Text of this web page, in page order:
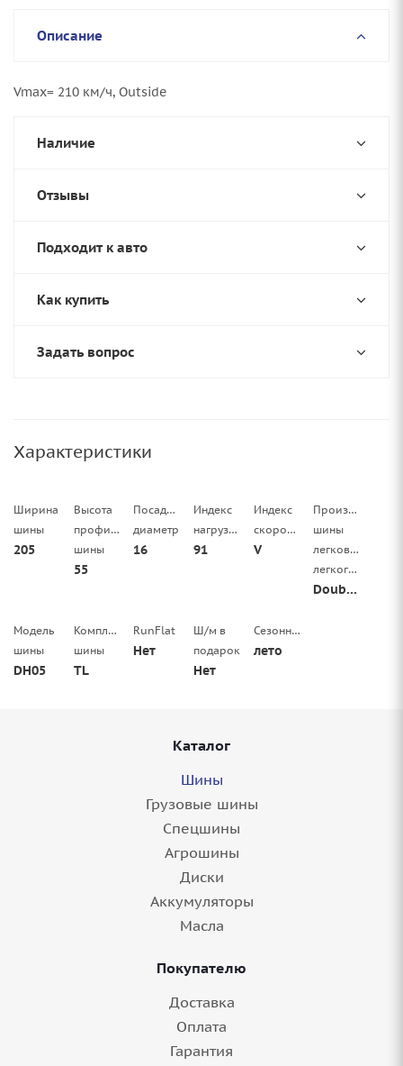
Описание
Vmax= 210 км/ч, Outside
Наличие
Отзывы
Подходит к авто
Как купить
Задать вопрос
Характеристики
Ширина
шины
205
Высота
профиля
шины
55
Посадочный
диаметр
16
Индекс
нагрузки
91
Индекс
скорости
V
Производитель
шины
легковой/
легкогрузовой
Doublestar
Модель
шины
DH05
Комплектация
шины
TL
RunFlat
Нет
Ш/м в
подарок
Нет
Сезонность
лето
Каталог
Шины
Грузовые шины
Спецшины
Агрошины
Диски
Аккумуляторы
Масла
Покупателю
Доставка
Оплата
Гарантия